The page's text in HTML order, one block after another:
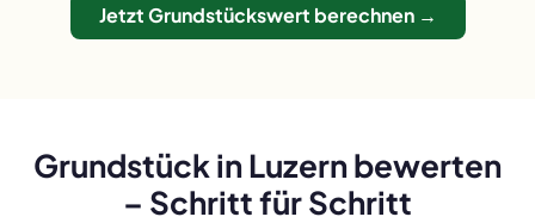
Jetzt Grundstückswert berechnen →
Grundstück in Luzern bewerten
– Schritt für Schritt